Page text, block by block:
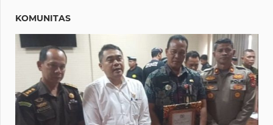
KOMUNITAS